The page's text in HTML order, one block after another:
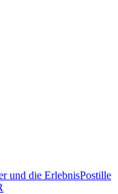
und die ErlebnisPostille